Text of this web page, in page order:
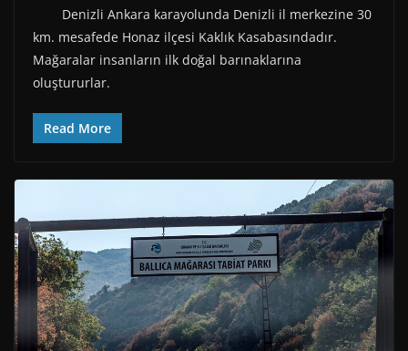
Denizli Ankara karayolunda Denizli il merkezine 30
km. mesafede Honaz ilçesi Kaklık Kasabasındadır.
Mağaralar insanların ilk doğal barınaklarına
oluştururlar.
Read More